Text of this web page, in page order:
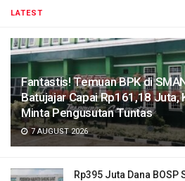
LATEST
Fantastis! Temuan BPK di
Batujajar Capai Rp161,18 Juta,
Minta Pengusutan Tuntas
7 AUGUST 2026
Rp395 Juta Dana BOSP